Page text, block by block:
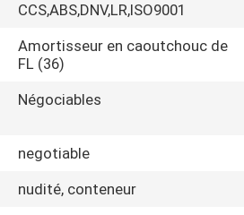
CCS,ABS,DNV,LR,ISO9001
Amortisseur en caoutchouc de
FL (36)
Négociables
negotiable
nudité, conteneur